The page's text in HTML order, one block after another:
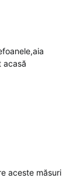
acasă
aceste măsuri